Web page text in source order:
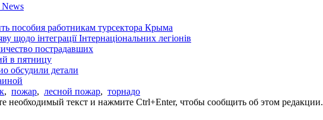
News
пособия работникам турсектора Крыма
щодо інтеграції Інтернаціональних легіонів
пострадавших
в пятницу
обсудили детали
, пожар, лесной пожар, торнадо
необходимый текст и нажмите Ctrl+Enter, чтобы сообщить об этом редакции.